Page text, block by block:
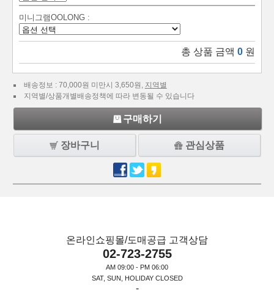
미니그램OOLONG :
총 상품 금액 0 원
배송정보 : 70,000원 미만시 3,650원, 지역별
지역별/상품개별배송정책에 따라 변동될 수 있습니다
구매하기
장바구니 관심상품
온라인쇼핑몰/도매공급 고객상담
02-723-2755
AM 09:00 - PM 06:00
SAT, SUN, HOLIDAY CLOSED
-